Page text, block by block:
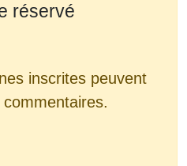
réservé
inscrites peuvent